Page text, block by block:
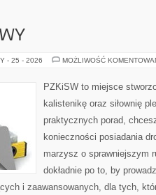
- 25 - 2026 MOŻLIWOŚĆ
PZKiSW to miejsce
kalistenikę oraz siłownię
praktycznych porad,
konieczności posiadania
marzysz o sprawniejszym
dokładnie po to, by
i zaawansowanych, dla tych,